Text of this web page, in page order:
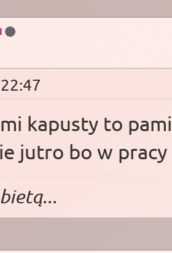
kapusty to
jutro bo w